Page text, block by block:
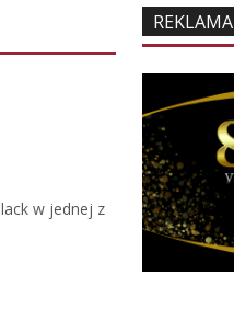
w jednej z
REKLAMA